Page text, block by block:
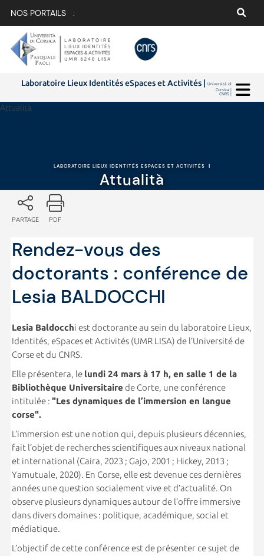
NOS PORTAILS :
Laboratoire Lieux Identités eSpaces et Activités |Università di
Corsica |
CNRS |
Attualità
LABORATOIRE LIEUX IDENTITÉS ESPACES ET ACTIVITÉS |
Attualità
PARTAGE PDF
Rendez-vous des
doctorants : conférence de
Lesia BALDOCCHI
Lesia Baldocchi est doctorante au sein du laboratoire Lieux,
Identités, eSpaces et Activités (UMR LISA) de l’Université de
Corse et du CNRS.
Elle présentera, le lundi 24 mars à 17 h, en salle 1 de la
Bibliothèque Universitaire de Corte, une conférence
intitulée : "Les dynamiques de l’immersion en langue
corse".
L’immersion est une notion qui, depuis plusieurs décennies,
fait l’objet de recherches scientifiques aux niveaux national
et international (Caira, 2023 ; Gajo, 2001 ; Hickey, 2013 ;
Yamutuale, 2020). En Corse, elle est devenue ces dernières
années une question socialement vive et d’actualité. On
observe plusieurs dynamiques autour de l’offre immersive
dans divers domaines : politique, académique, social et
médiatique.
L’objectif de cette conférence est de présenter ce sujet de